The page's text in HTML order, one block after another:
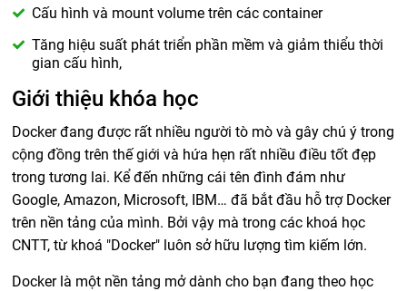
Cấu hình và mount volume trên các container
Tăng hiệu suất phát triển phần mềm và giảm thiểu thời
gian cấu hình,
Giới thiệu khóa học
Docker đang được rất nhiều người tò mò và gây chú ý trong
cộng đồng trên thế giới và hứa hẹn rất nhiều điều tốt đẹp
trong tương lai. Kể đến những cái tên đình đám như
Google, Amazon, Microsoft, IBM… đã bắt đầu hỗ trợ Docker
trên nền tảng của mình. Bởi vậy mà trong các khoá học
CNTT, từ khoá "Docker" luôn sở hữu lượng tìm kiếm lớn.
Docker là một nền tảng mở dành cho bạn đang theo học